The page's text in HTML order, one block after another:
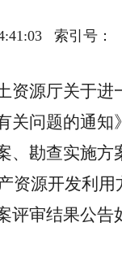
索引号
资源厅关于
关问题的通知
、勘查实施
资源开发利
评审结果公告